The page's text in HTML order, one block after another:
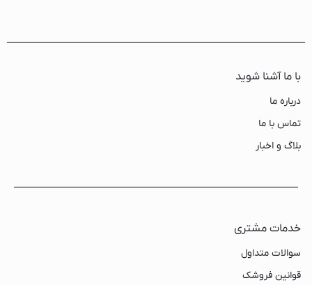
با ما آشنا شوید
درباره ما
تماس با ما
بلاگ و اخبار
خدمات مشتری
سوالات متداول
قوانین فروشک